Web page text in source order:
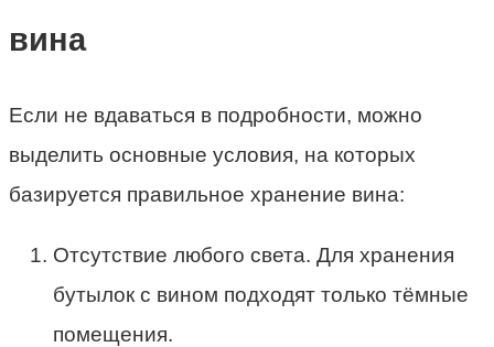
вина
Если не вдаваться в подробности, можно
выделить основные условия, на которых
базируется правильное хранение вина:
Отсутствие любого света. Для хранения
бутылок с вином подходят только тёмные
помещения.